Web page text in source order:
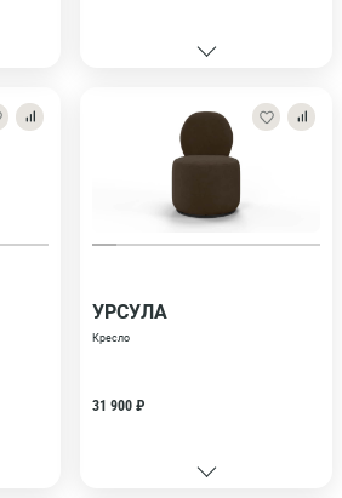
УРСУЛА
Кресло
31 900 ₽